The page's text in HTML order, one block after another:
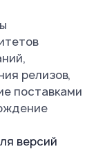
релизов,
поставками
версий